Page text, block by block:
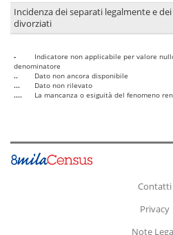
Incidenza dei separati legalmente e dei
divorziati
-
Indicatore non applicabile per valore
denominatore
..
Dato non ancora disponibile
...
Dato non rilevato
....
La mancanza o esiguità del fenomeno
Contatti
Privacy
Note